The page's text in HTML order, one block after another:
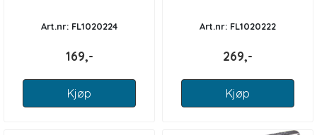
Art.nr: FL1020224
169,-
Kjøp
Art.nr: FL1020222
269,-
Kjøp